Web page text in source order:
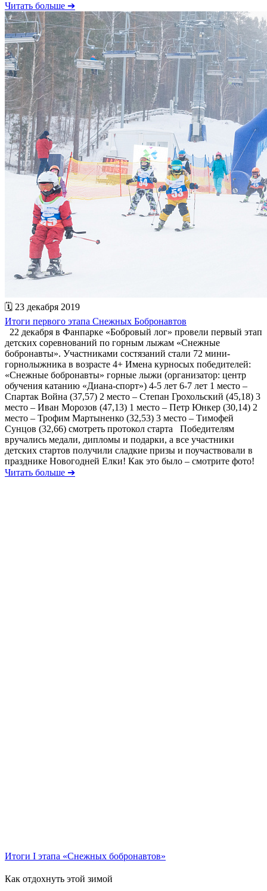
Читать больше ➔
🗓 23 декабря 2019
Итоги первого этапа Снежных Бобронавтов
22 декабря в Фанпарке «Бобровый лог» провели первый этап
детских соревнований по горным лыжам «Снежные
бобронавты». Участниками состязаний стали 72 мини-
горнолыжника в возрасте 4+ Имена курносых победителей:
«Снежные бобронавты» горные лыжи (организатор: центр
обучения катанию «Диана-спорт») 4-5 лет 6-7 лет 1 место –
Спартак Война (37,57) 2 место – Степан Грохольский (45,18) 3
место – Иван Морозов (47,13) 1 место – Петр Юнкер (30,14) 2
место – Трофим Мартыненко (32,53) 3 место – Тимофей
Сунцов (32,66) смотреть протокол старта Победителям
вручались медали, дипломы и подарки, а все участники
детских стартов получили сладкие призы и поучаствовали в
празднике Новогодней Елки! Как это было – смотрите фото!
Читать больше ➔
Итоги I этапа «Снежных бобронавтов»
Как отдохнуть этой зимой